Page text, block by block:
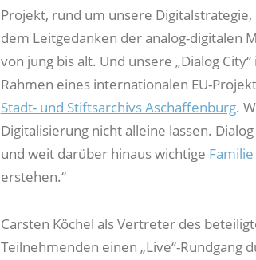
Projekt, rund um unsere Digitalstrategie,
dem Leitgedanken der analog-digitalen
von jung bis alt. Und unsere „Dialog
Rahmen eines internationalen EU-
Stadt- und Stiftsarchivs Aschaffenburg.
Digitalisierung nicht alleine lassen.
und weit darüber hinaus wichtige
erstehen.“
Carsten Köchel als Vertreter des
Teilnehmenden einen „Live“-Rundgang